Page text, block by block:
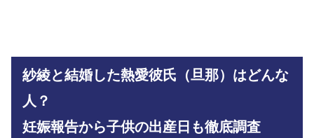
紗綾と結婚した熱愛彼氏（旦那）はどんな
人？
妊娠報告から子供の出産日も徹底調査